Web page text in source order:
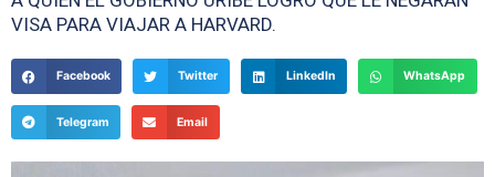
VISA PARA VIAJAR A HARVARD.
Facebook Twitter LinkedIn WhatsApp
Telegram Email